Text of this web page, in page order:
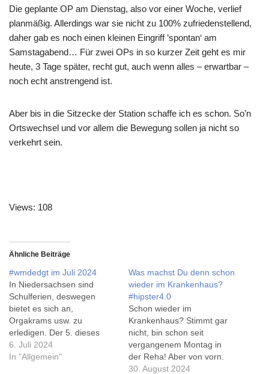
Die geplante OP am Dienstag, also vor einer Woche, verlief
planmäßig. Allerdings war sie nicht zu 100% zufriedenstellend,
daher gab es noch einen kleinen Eingriff ’spontan‘ am
Samstagabend… Für zwei OPs in so kurzer Zeit geht es mir
heute, 3 Tage später, recht gut, auch wenn alles – erwartbar –
noch echt anstrengend ist.
Aber bis in die Sitzecke der Station schaffe ich es schon. So’n
Ortswechsel und vor allem die Bewegung sollen ja nicht so
verkehrt sein.
Views: 108
Ähnliche Beiträge
#wmdedgt im Juli 2024
In Niedersachsen sind
Schulferien, deswegen
bietet es sich an,
Orgakrams usw. zu
erledigen. Der 5. dieses
Monats fiel auf einen
Freitag, und bevor mein
6. Juli 2024
In "Allgemein"
Was machst Du denn schon
wieder im Krankenhaus?
#hipster4.0
Schon wieder im
Krankenhaus? Stimmt gar
nicht, bin schon seit
vergangenem Montag in
der Reha! Aber von vorn.
Nachdem ich 2012 rechts
30. August 2024